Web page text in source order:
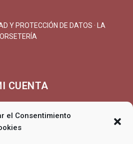
el Consentimiento
Y PROTECCIÓN DE DATOS · LA
CUENTA
REGISTRARSE